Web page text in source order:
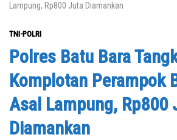
Lampung, Rp800 Juta Diamankan
TNI-POLRI
Polres Batu Bara
Komplotan Perampok
Asal Lampung, Rp800
Diamankan